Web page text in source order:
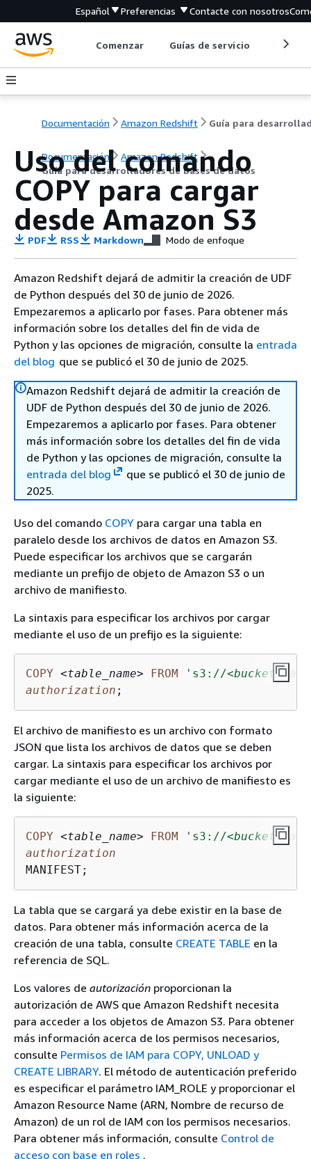
Español Preferencias Contacte con nosotros
Comenzar Guías de servicio
Documentación Amazon Redshift
Documentación
Amazon Redshift
Guía para desarrolladores de bases de datos
Uso del comando
COPY para cargar
desde Amazon S3
PDF RSS Markdown Modo de enfoque
Amazon Redshift dejará de admitir la creación de UDF
de Python después del 30 de junio de 2026.
Empezaremos a aplicarlo por fases. Para obtener más
información sobre los detalles del fin de vida de
Python y las opciones de migración, consulte la entrada
del blog que se publicó el 30 de junio de 2025.
Amazon Redshift dejará de admitir la creación de
UDF de Python después del 30 de junio de 2026.
Empezaremos a aplicarlo por fases. Para obtener
más información sobre los detalles del fin de vida
de Python y las opciones de migración, consulte la
entrada del blog
que se publicó el 30 de junio de
2025.
Uso del comando COPY para cargar una tabla en
paralelo desde los archivos de datos en Amazon S3.
Puede especificar los archivos que se cargarán
mediante un prefijo de objeto de Amazon S3 o un
archivo de manifiesto.
La sintaxis para especificar los archivos por cargar
mediante el uso de un prefijo es la siguiente:
COPY <table_name> FROM 's3://
authorization ;
El archivo de manifiesto es un archivo con formato
JSON que lista los archivos de datos que se deben
cargar. La sintaxis para especificar los archivos por
cargar mediante el uso de un archivo de manifiesto es
la siguiente:
COPY <table_name> FROM 's3://
authorization
MANIFEST;
La tabla que se cargará ya debe existir en la base de
datos. Para obtener más información acerca de la
creación de una tabla, consulte CREATE TABLE en la
referencia de SQL.
Los valores de autorización proporcionan la
autorización de AWS que Amazon Redshift necesita
para acceder a los objetos de Amazon S3. Para obtener
más información acerca de los permisos necesarios,
consulte Permisos de IAM para COPY, UNLOAD y
CREATE LIBRARY. El método de autenticación preferido
es especificar el parámetro IAM_ROLE y proporcionar el
Amazon Resource Name (ARN, Nombre de recurso de
Amazon) de un rol de IAM con los permisos necesarios.
Para obtener más información, consulte Control de
acceso con base en roles .